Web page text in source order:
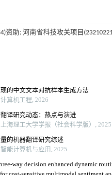
助; 河南省科技攻关项目